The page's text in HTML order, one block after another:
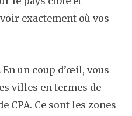
exactement où vos
En un coup d’œil, vous
villes en termes de
CPA. Ce sont les zones